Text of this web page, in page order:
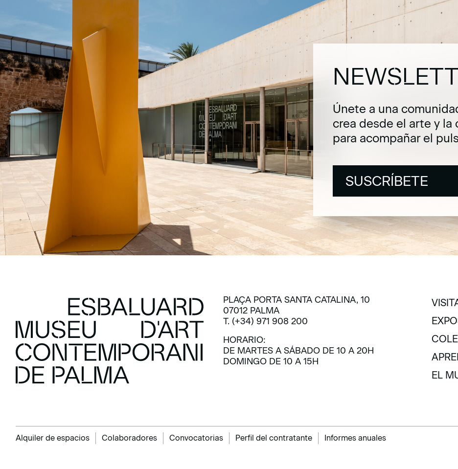
Únete a una
crea desde el arte y
para acompañar el
SUSCRÍBETE
PLAÇA PORTA SANTA CATALINA, 10
07012 PALMA
T. (+34) 971 908 200
HORARIO:
DE MARTES A SÁBADO DE 10 A 20H
DOMINGO DE 10 A 15H
EL
Alquiler de espacios Colaboradores Convocatorias Perfil del contratante Informes anuales